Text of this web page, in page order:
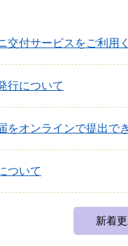
交付サービスをご利用
行について
をオンラインで提出で
ついて
新着